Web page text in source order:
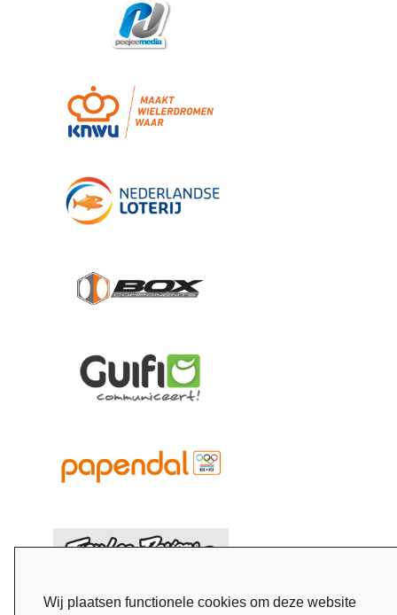
Wij plaatsen functionele cookies om deze website